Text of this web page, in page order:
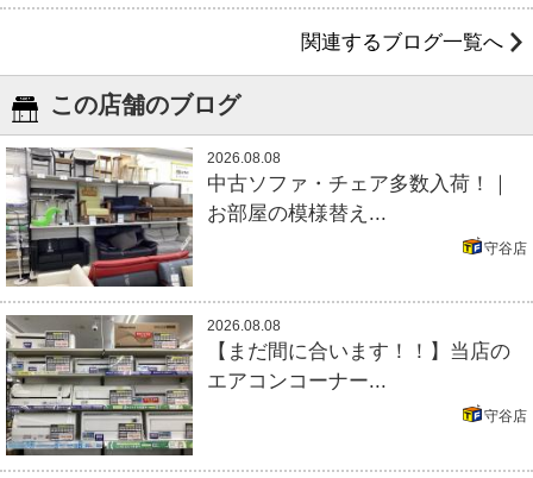
関連するブログ一覧へ
この店舗のブログ
2026.08.08
中古ソファ・チェア多数入荷！｜
お部屋の模様替え...
守谷店
2026.08.08
【まだ間に合います！！】当店の
エアコンコーナー...
守谷店